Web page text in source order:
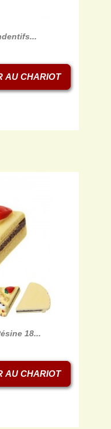
AU CHARIOT
18...
AU CHARIOT